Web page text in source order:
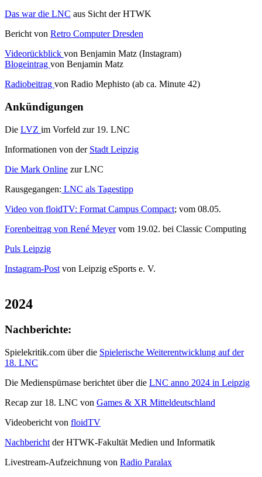
Das war die LNC aus Sicht der HTWK
Bericht von Retro Computer Dresden
Videorückblick von Benjamin Matz (Instagram)
Blogeintrag von Benjamin Matz
Radiobeitrag von Radio Mephisto (ab ca. Minute 42)
Ankündigungen
Die LVZ im Vorfeld zur 19. LNC
Informationen von der Stadt Leipzig
Die Mark Online zur LNC
Rausgegangen: LNC als Tagestipp
Video von floidTV: Format Campus Compact; vom 08.05.
Forenbeitrag von René Meyervom 19.02. bei Classic Computing
Puls Leipzig
Instagram-Post von Leipzig eSports e. V.
2024
Nachberichte:
Spielekritik.com über die Spielerische Weiterentwicklung auf der
18. LNC
Die Medienspürnase berichtet über die LNC anno 2024 in Leipzig
Recap zur 18. LNC von Games & XR Mitteldeutschland
Videobericht von floidTV
Nachbericht der HTWK-Fakultät Medien und Informatik
Livestream-Aufzeichnung von Radio Paralax